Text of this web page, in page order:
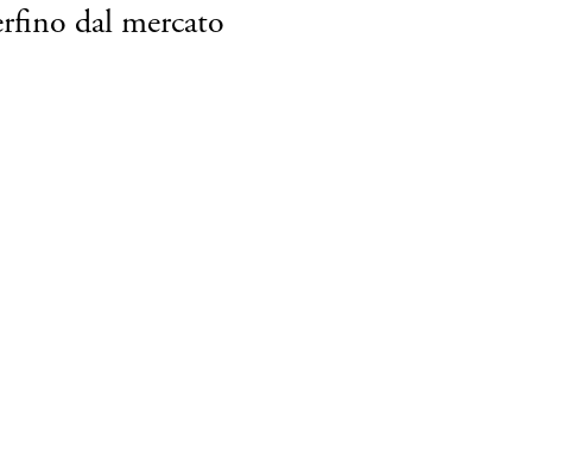
dal mercato